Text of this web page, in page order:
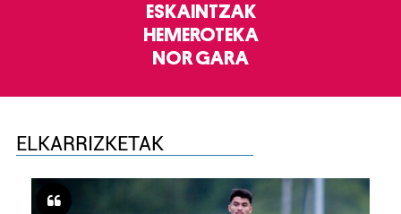
ESKAINTZAK
HEMEROTEKA
NOR GARA
ELKARRIZKETAK